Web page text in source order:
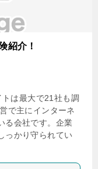
紹介！
は最大で21社も調
で主にインターネ
る会社です。企業
っかり守られてい